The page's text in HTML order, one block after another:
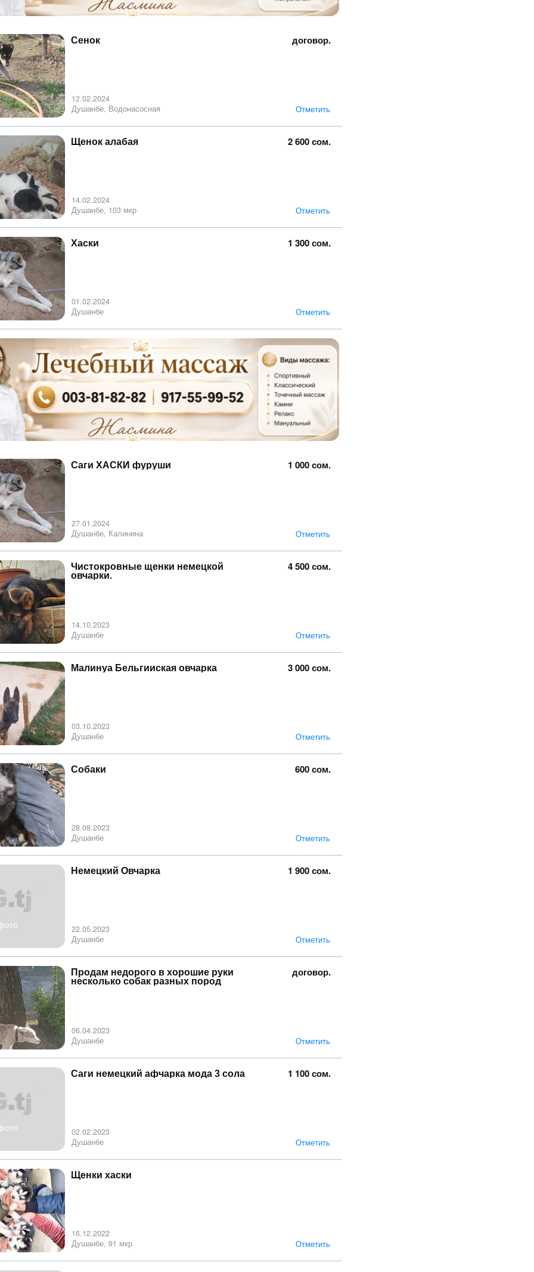
договор.
Сенок
12.02.2024
Душанбе, Водонасосная
Отметить
2 600 сом.
Щенок алабая
14.02.2024
Душанбе, 103 мкр
Отметить
1 300 сом.
Хаски
01.02.2024
Душанбе
Отметить
1 000 сом.
Саги ХАСКИ фуруши
27.01.2024
Душанбе, Калинина
Отметить
4 500 сом.
Чистокровные щенки немецкой
овчарки.
14.10.2023
Душанбе
Отметить
3 000 сом.
Малинуа Бельгииская овчарка
03.10.2023
Душанбе
Отметить
600 сом.
Собаки
28.08.2023
Душанбе
Отметить
1 900 сом.
Немецкий Овчарка
22.05.2023
Душанбе
Отметить
договор.
Продам недорого в хорошие руки
несколько собак разных пород
06.04.2023
Душанбе
Отметить
1 100 сом.
Саги немецкий афчарка мода 3 сола
02.02.2023
Душанбе
Отметить
Щенки хаски
16.12.2022
Душанбе, 91 мкр
Отметить